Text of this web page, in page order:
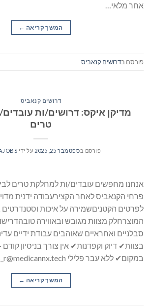
אחר מלאי…
המשך קריאה →
פורסם בדרושים קנאביס
דרושים קנאביס
מדיקן איקס: דרושים/ות
טרים
פורסם בספטמבר 25, 2025 על ידי
אנחנו מחפשים עובדים/ות למחלקת טרים
פרחי הקנאביס לאחר הקצירעבודה ידנית
לפרטים הקטניםשמירה על איכות וסטנדרטים
המוצרחלק מצוות מגובש ובאווירה
סבלניים ואחראיים שאוהבים עבודת ידיים
בצוות✔ דיוק וקפדנות✔ אין צורך בניסיון
במקום✔ ללא עבר פלילי darina_r@medicannx.tech
המשך קריאה →